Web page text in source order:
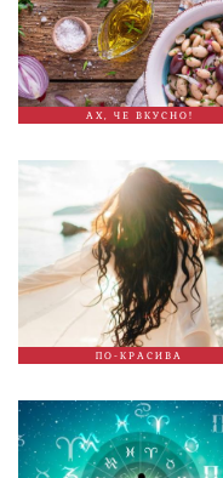
АХ, ЧЕ ВКУСНО!
ПО-КРАСИВА